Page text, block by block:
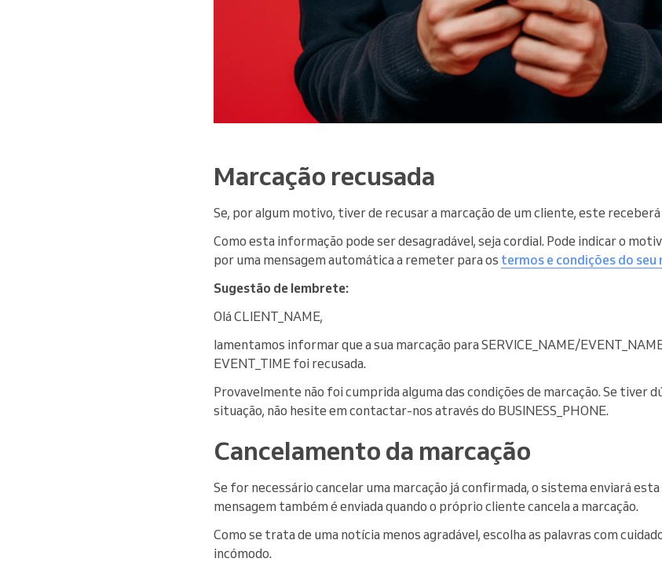
Marcação recusada
Se, por algum motivo, tiver de recusar a marcação de um cliente, este
Como esta informação pode ser desagradável, seja cordial. Pode indicar o
por uma mensagem automática a remeter para os termos e condições do seu
Sugestão de lembrete:
Olá CLIENT_NAME,
lamentamos informar que a sua marcação para SERVICE_NAME/
EVENT_TIME foi recusada.
Provavelmente não foi cumprida alguma das condições de marcação. Se tiver
situação, não hesite em contactar-nos através do BUSINESS_PHONE.
Cancelamento da marcação
Se for necessário cancelar uma marcação já confirmada, o sistema enviará
mensagem também é enviada quando o próprio cliente cancela a marcação.
Como se trata de uma notícia menos agradável, escolha as palavras com
incómodo.